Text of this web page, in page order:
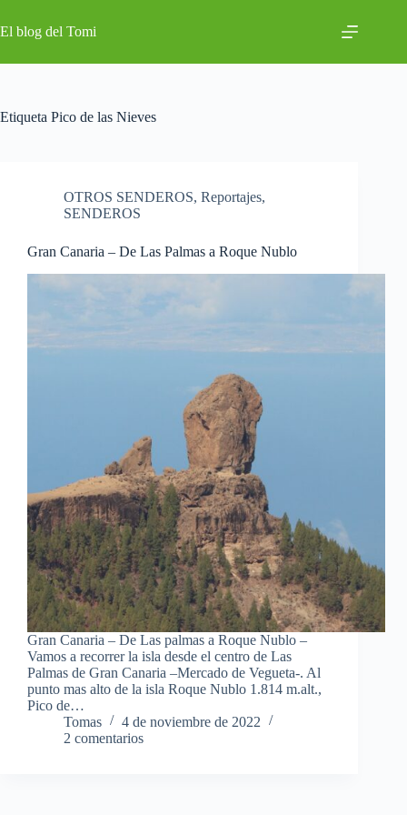
al
contenido
El blog del Tomi
Etiqueta Pico de las Nieves
OTROS SENDEROS, Reportajes,
SENDEROS
Gran Canaria – De Las Palmas a Roque Nublo
Gran Canaria – De Las palmas a Roque Nublo –
Vamos a recorrer la isla desde el centro de Las
Palmas de Gran Canaria –Mercado de Vegueta-. Al
punto mas alto de la isla Roque Nublo 1.814 m.alt.,
Pico de…
Tomas
4 de noviembre de 2022
2 comentarios